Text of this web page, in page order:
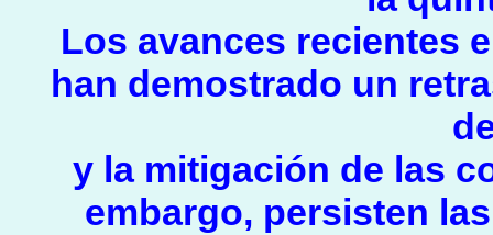
Los avances recientes
han demostrado un
y la mitigación de las
embargo, persisten